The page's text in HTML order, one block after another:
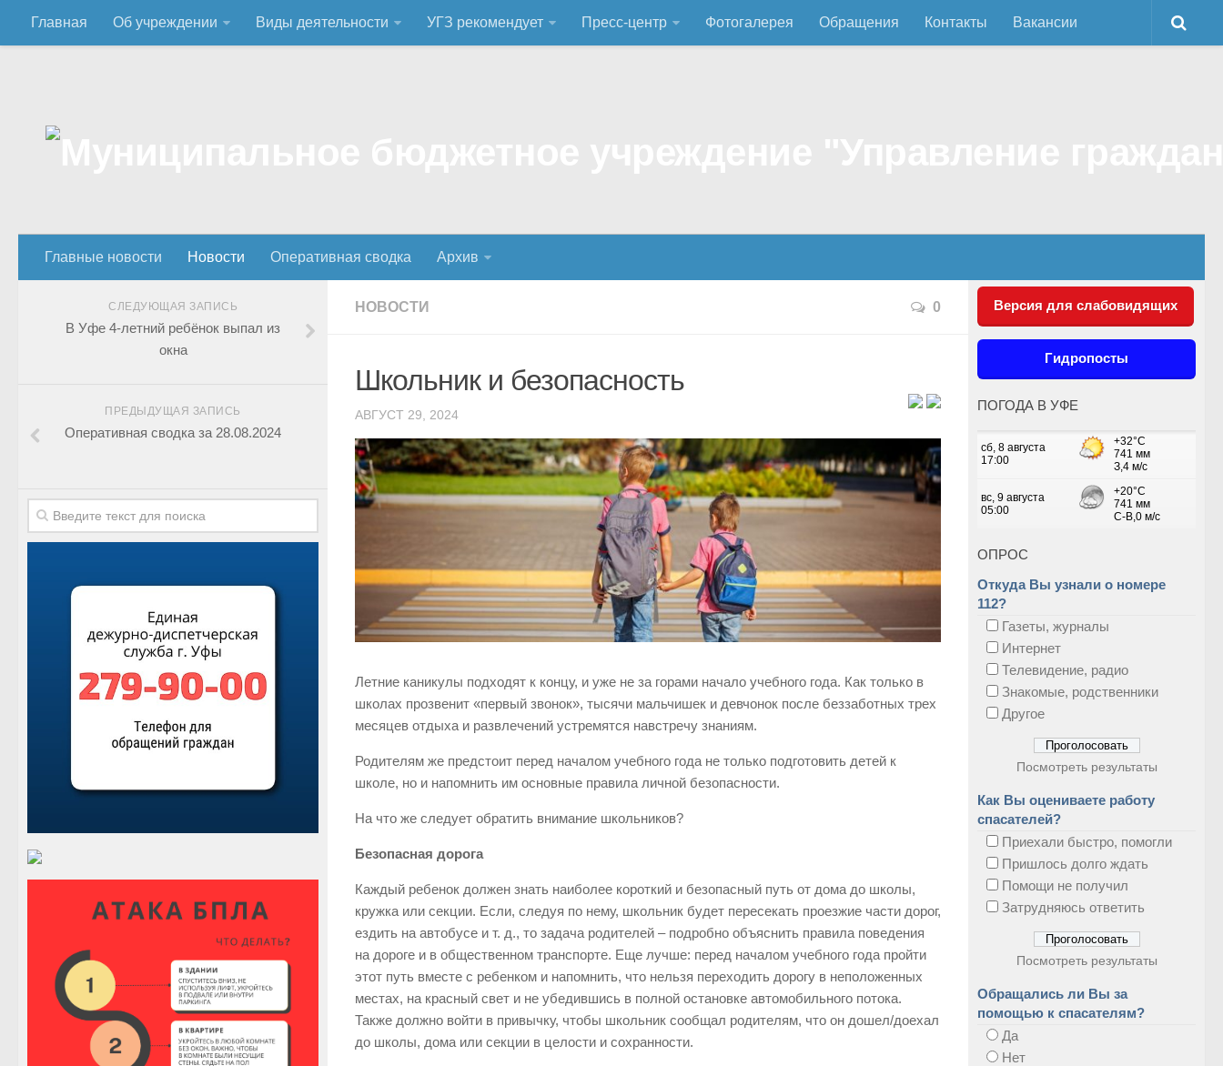
Главная Об учреждении Виды деятельности УГЗ рекомендует Пресс-центр Фотогалерея Обращения Контакты Вакансии
Главные новости Новости Оперативная сводка Архив
НОВОСТИ 0
Школьник и безопасность
АВГУСТ 29, 2024
Летние каникулы подходят к концу, и уже не за горами начало учебного года. Как только в
школах прозвенит «первый звонок», тысячи мальчишек и девчонок после беззаботных трех
месяцев отдыха и развлечений устремятся навстречу знаниям.
Родителям же предстоит перед началом учебного года не только подготовить детей к
школе, но и напомнить им основные правила личной безопасности.
На что же следует обратить внимание школьников?
Безопасная дорога
Каждый ребенок должен знать наиболее короткий и безопасный путь от дома до школы,
кружка или секции. Если, следуя по нему, школьник будет пересекать проезжие части дорог,
ездить на автобусе и т. д., то задача родителей – подробно объяснить правила поведения
на дороге и в общественном транспорте. Еще лучше: перед началом учебного года пройти
этот путь вместе с ребенком и напомнить, что нельзя переходить дорогу в неположенных
местах, на красный свет и не убедившись в полной остановке автомобильного потока.
Также должно войти в привычку, чтобы школьник сообщал родителям, что он дошел/доехал
до школы, дома или секции в целости и сохранности.
СЛЕДУЮЩАЯ ЗАПИСЬ
В Уфе 4-летний ребёнок выпал из
окна
ПРЕДЫДУЩАЯ ЗАПИСЬ
Оперативная сводка за 28.08.2024
Версия для слабовидящих
Гидропосты
ПОГОДА В УФЕ
ОПРОС
Откуда Вы узнали о номере
112?
Газеты, журналы
Интернет
Телевидение, радио
Знакомые, родственники
Другое
Посмотреть результаты
Как Вы оцениваете работу
спасателей?
Приехали быстро, помогли
Пришлось долго ждать
Помощи не получил
Затрудняюсь ответить
Посмотреть результаты
Обращались ли Вы за
помощью к спасателям?
Да
Нет